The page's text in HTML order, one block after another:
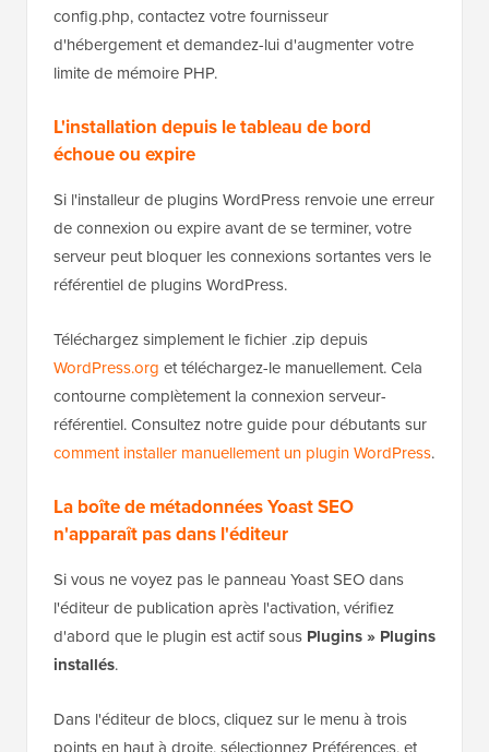
config.php, contactez votre fournisseur
d'hébergement et demandez-lui d'augmenter votre
limite de mémoire PHP.
L'installation depuis le tableau de bord
échoue ou expire
Si l'installeur de plugins WordPress renvoie une erreur
de connexion ou expire avant de se terminer, votre
serveur peut bloquer les connexions sortantes vers le
référentiel de plugins WordPress.
Téléchargez simplement le fichier .zip depuis
WordPress.org et téléchargez-le manuellement. Cela
contourne complètement la connexion serveur-
référentiel. Consultez notre guide pour débutants sur
comment installer manuellement un plugin WordPress.
La boîte de métadonnées Yoast SEO
n'apparaît pas dans l'éditeur
Si vous ne voyez pas le panneau Yoast SEO dans
l'éditeur de publication après l'activation, vérifiez
d'abord que le plugin est actif sous Plugins » Plugins
installés.
Dans l'éditeur de blocs, cliquez sur le menu à trois
points en haut à droite, sélectionnez Préférences, et